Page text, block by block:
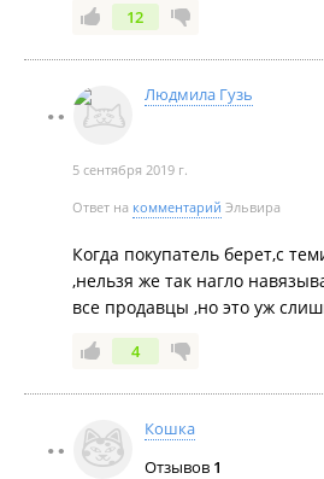
12
Людмила Гузь
5 сентября 2019 г.
Ответ на комментарий Эльвира
Когда покупатель берет,с
,нельзя же так нагло
все продавцы ,но это уж
4
Кошка
Отзывов 1